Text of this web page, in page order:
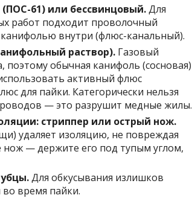
61) или бессвинцовый.Для
работ подходит проволочный
внутри (флюс-канальный).
раствор). Газовый
поэтому обычная канифоль (сосновая)
активный флюс
для пайки. Категорически нельзя
— это разрушит медные жилы.
стриппер или острый нож.
удаляет изоляцию, не повреждая
нож — держите его под тупым углом,
Для обкусывания излишков
время пайки.